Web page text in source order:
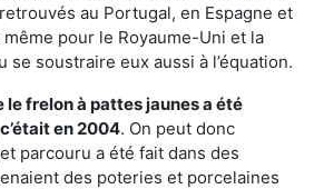
au Portugal, en Espagne et
pour le Royaume-Uni et la
se soustraire eux aussi à l’équation.
le frelon à pattes jaunes a été
en 2004. On peut donc
parcouru a été fait dans des
des poteries et porcelaines